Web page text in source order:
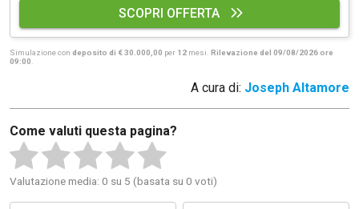
SCOPRI OFFERTA
Simulazione con deposito di € 30.000,00 per 12 mesi. Rilevazione del 09/08/2026 ore
09:00
A cura di: Joseph Altamore
Come valuti questa pagina?
Valutazione media: 0 su 5 (basata su 0 voti)